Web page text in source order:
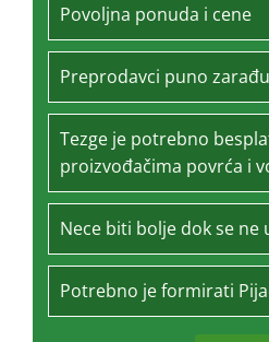
Povoljna ponuda i cene
Preprodavci puno
Tezge je potrebno
proizvođačima povrća i
Nece biti bolje dok se ne
Potrebno je formirati